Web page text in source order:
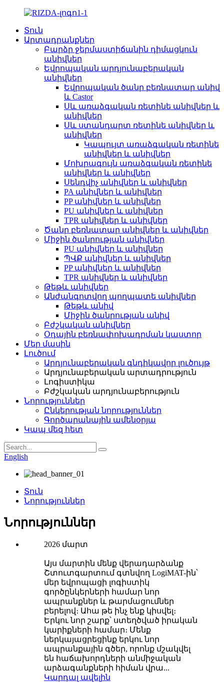
Տուն
Արտադրանքներ
Բարձր ջերմաստիճանին դիմացկուն
անիվներ
Եվրոպական արդյունաբերական
անիվներ
Եվրոպական ծանր բեռնատար անիվ
և Castor
Սև առաձգական ռետինե անիվներ և
անիվներ
Սև ստանդարտ ռետինե անիվներ և
անիվներ
Կապույտ առաձգական ռետինե
անիվներ և անիվներ
Մոխրագույն առաձգական ռետինե
անիվներ և անիվներ
Սենդվիչ անիվներ և անիվներ
PA անիվներ և անիվներ
PP անիվներ և անիվներ
PU անիվներ և անիվներ
TPR անիվներ և անիվներ
Ծանր բեռնատար անիվներ և անիվներ
Միջին ծանրության անիվներ
PU անիվներ և անիվներ
ՊՎՔ անիվներ և անիվներ
PP անիվներ և անիվներ
TPR անիվներ և անիվներ
Թեթև անիվներ
Անժանգոտվող պողպատե անիվներ
Թեթև անիվ
Միջին ծանրության անիվ
Բժշկական անիվներ
Օդային բեռնափոխադրման կաստոր
Մեր մասին
Լուծում
Արդյունաբերական գնդիկավոր լուծույթ
Արդյունաբերական արտադրություն
Լոգիստիկա
Բժշկական արդյունաբերություն
Նորություններ
Ընկերության նորություններ
Գործարանային ամենօրյա
Կապ մեզ հետ
English
Տուն
Նորություններ
Նորություններ
2026 մարտ
Այս մարտին մենք վերադարձանք
Շտուտգարտում գտնվող LogiMAT-ին՝
մեր եվրոպացի լոգիստիկ
գործընկերների համար նոր
ապրանքներ և թարմացումներ
բերելով։ Ահա թե ինչ ենք կիսվել։
Երկու նոր շարք՝ ստեղծված իրական
կարիքների համար։ Մենք
ներկայացրեցինք երկու նոր
ապրանքային գծեր, որոնք մշակվել
են հաճախորդների անմիջական
արձագանքների հիման վրա...
Կարդալ ավելին